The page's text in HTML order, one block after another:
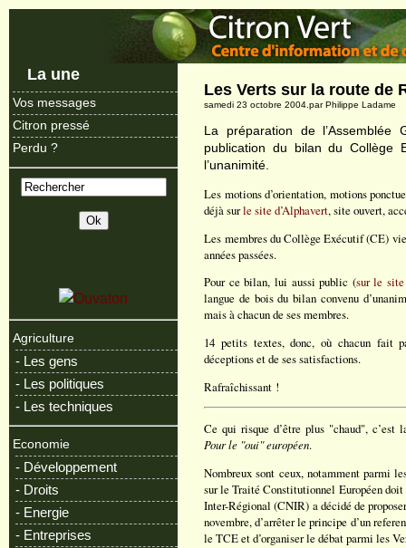
La une
Vos messages
Citron pressé
Perdu ?
Agriculture
- Les gens
- Les politiques
- Les techniques
Economie
- Développement
- Droits
- Energie
- Entreprises
Les Verts sur la route de
samedi 23 octobre 2004.par Philippe Ladame
La préparation de l’Assemblée
publication du bilan du Collège
l’unanimité.
Les motions d’orientation, motions
déjà surle site d’Alphavert, site ouvert,
Les membres du Collège Exécutif (CE)
années passées.
Pour ce bilan, lui aussi public (sur le
langue de bois du bilan convenu
mais à chacun de ses membres.
14 petits textes, donc, où chacun fait
déceptions et de ses satisfactions.
Rafraîchissant !
Ce qui risque d’être plus "chaud", c’est
Pour le "oui" européen.
Nombreux sont ceux, notamment parmi
sur le Traité Constitutionnel Européen
Inter-Régional (CNIR) a décidé de
novembre, d’arrêter le principe d’un
le TCE et d’organiser le débat parmi les